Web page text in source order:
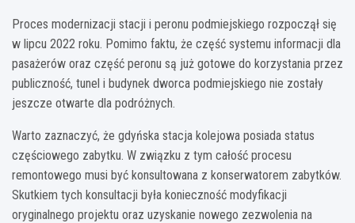
Proces modernizacji stacji i peronu podmiejskiego rozpoczął się
w lipcu 2022 roku. Pomimo faktu, że część systemu informacji dla
pasażerów oraz część peronu są już gotowe do korzystania przez
publiczność, tunel i budynek dworca podmiejskiego nie zostały
jeszcze otwarte dla podróżnych.
Warto zaznaczyć, że gdyńska stacja kolejowa posiada status
częściowego zabytku. W związku z tym całość procesu
remontowego musi być konsultowana z konserwatorem zabytków.
Skutkiem tych konsultacji była konieczność modyfikacji
oryginalnego projektu oraz uzyskanie nowego zezwolenia na